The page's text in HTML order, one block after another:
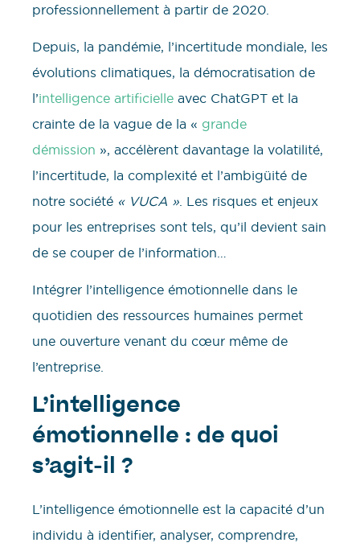
professionnellement à partir de 2020.
Depuis, la pandémie, l’incertitude mondiale, les
évolutions climatiques, la démocratisation de
l’intelligence artificielle avec ChatGPT et la
crainte de la vague de la « grande
démission », accélèrent davantage la volatilité,
l’incertitude, la complexité et l’ambigüité de
notre société « VUCA » . Les risques et enjeux
pour les entreprises sont tels, qu’il devient sain
de se couper de l’information…
Intégrer l’intelligence émotionnelle dans le
quotidien des ressources humaines permet
une ouverture venant du cœur même de
l’entreprise.
L’intelligence
émotionnelle : de quoi
s’agit-il ?
L’intelligence émotionnelle est la capacité d’un
individu à identifier, analyser, comprendre,